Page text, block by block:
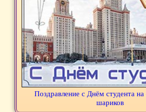
Поздравление с Днём студента
шариков